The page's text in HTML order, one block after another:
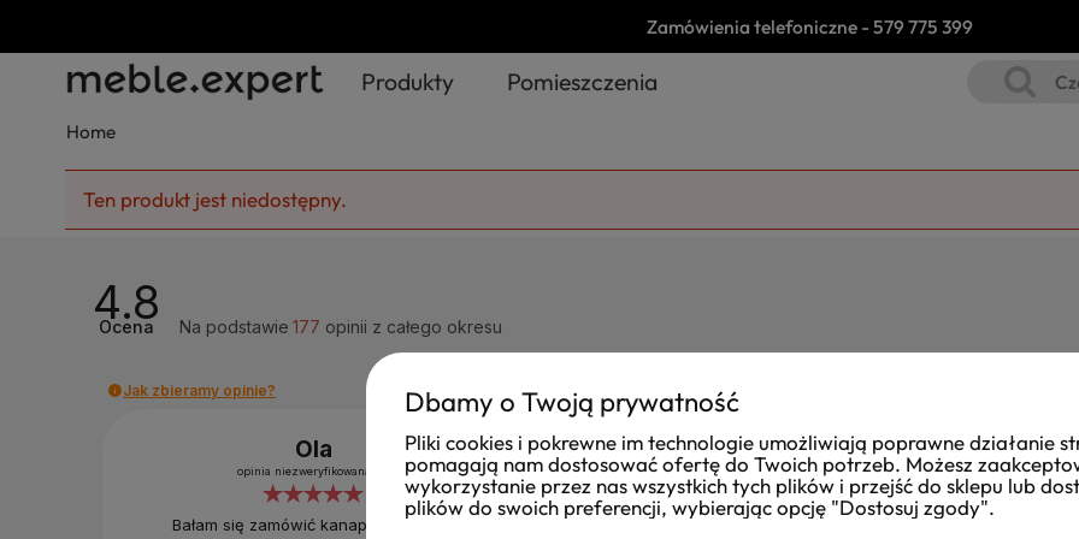
Produkty Pomieszczenia
Home
Ten produkt jest niedostępny.
4.8
Ocena Na podstawie 177 opinii z całego okresu
Jak zbieramy opinie?
Ola
opinia niezweryfikowana
Bałam się zamówić kanapę ze sklepu
Joanna
zweryfikowano
Przesyłkę otrzymałam na czas. Obsługa taka,
Zamówienia telefoniczne -579 775 399
Dbamy o Twoją prywatność
Pliki cookies i pokrewne im technologie umożliwiają poprawne działanie
pomagają nam dostosować ofertę do Twoich potrzeb. Możesz
wykorzystanie przez nas wszystkich tych plików i przejść do sklepu lub
plików do swoich preferencji, wybierając opcję "Dostosuj zgody".